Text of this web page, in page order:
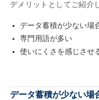
デメリットとしてご紹介
データ蓄積が少ない場
専門用語が多い
使いにくさを感じさせ
データ蓄積が少ない場